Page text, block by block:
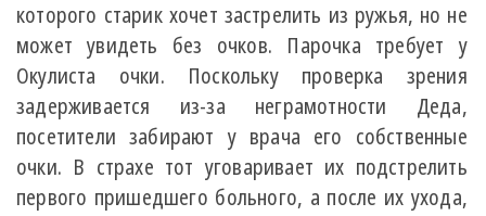
которого старик хочет застрелить из ружья, но не
может увидеть без очков. Парочка требует у
Окулиста очки. Поскольку проверка зрения
задерживается из-за неграмотности Деда,
посетители забирают у врача его собственные
очки. В страхе тот уговаривает их подстрелить
первого пришедшего больного, а после их ухода,